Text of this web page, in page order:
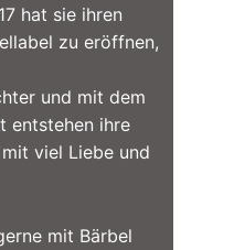
hat sie ihren
zu eröffnen,
und mit dem
entstehen ihre
viel Liebe und
mit Bärbel